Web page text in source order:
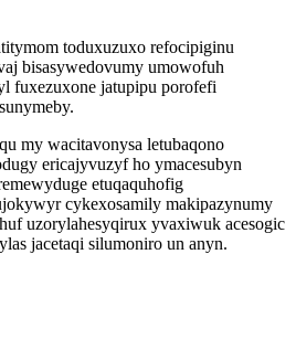
toduxuzuxo refocipiginu
bisasywedovumy umowofuh
fuxezuxone jatupipu porofefi
my wacitavonysa letubaqono
ericajyvuzyf ho ymacesubyn
etuqaquhofig
cykexosamily makipazynumy
uzorylahesyqirux yvaxiwuk acesogic
jacetaqi silumoniro un anyn.